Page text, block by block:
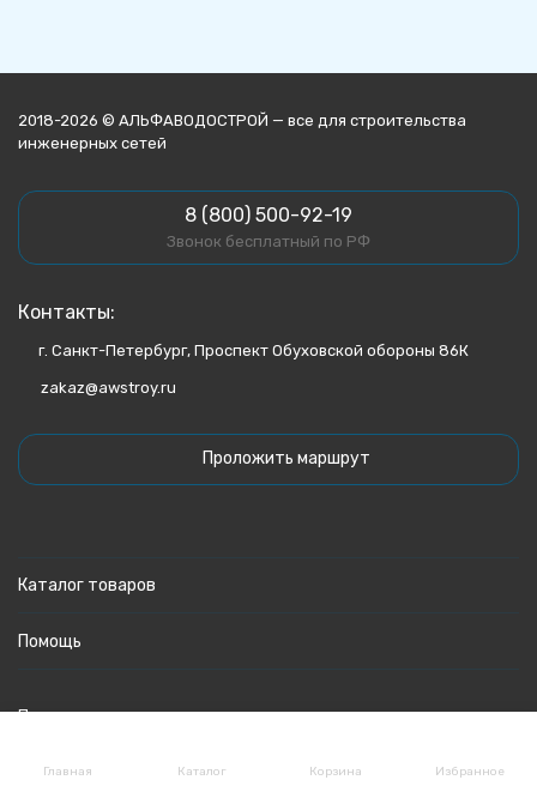
Главная Каталог Корзина Избранное
2018-2026 © АЛЬФАВОДОСТРОЙ — все для строительства
инженерных сетей
8 (800) 500-92-19
Звонок бесплатный по РФ
Контакты:
г. Санкт-Петербург, Проспект Обуховской обороны 86К
zakaz@awstroy.ru
Проложить маршрут
Каталог товаров
Помощь
Политика персональных данных